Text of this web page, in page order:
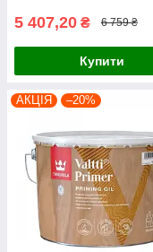
5 407,20 ₴ 6 759 ₴
Купити
АКЦІЯ –20%